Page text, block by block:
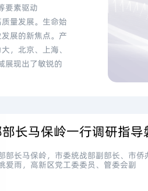
要素驱动
量发展。生命始
展的新焦点。产
，北京、上海、
展现出了敏锐的
长马保岭一行调研指导
部长马保岭，市委统战部副部长、市
爱雨，高新区党工委委员、管委会副